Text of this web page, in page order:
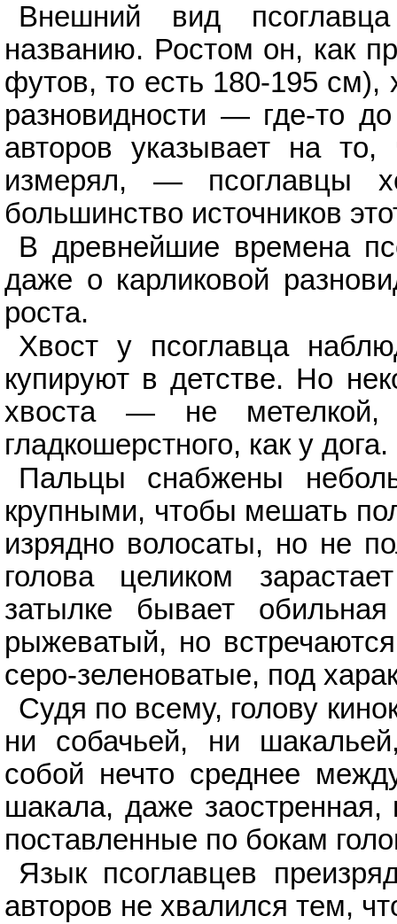
Внешний вид
названию. Ростом он, как
футов, то есть 180-195 см),
разновидности — где-то
авторов указывает на
измерял, — псоглавцы
большинство источников
В древнейшие времена
даже о карликовой
роста.
Хвост у псоглавца
купируют в детстве. Но
хвоста — не
гладкошерстного, как у дога.
Пальцы снабжены
крупными, чтобы мешать
изрядно волосаты, но не
голова целиком
затылке бывает
рыжеватый, но
серо-зеленоватые, под
Судя по всему, голову
ни собачьей, ни
собой нечто среднее
шакала, даже
поставленные по бокам
Язык псоглавцев
авторов не хвалился тем,